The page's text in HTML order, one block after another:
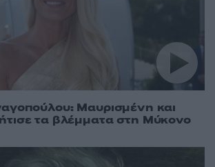
Μαυρισμένη και
τα βλέμματα στη Μύκονο